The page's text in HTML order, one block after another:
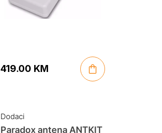
419.00 KM
Dodaci
Paradox antena ANTKIT